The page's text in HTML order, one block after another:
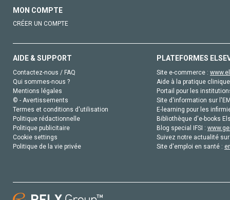
MON COMPTE
CRÉER UN COMPTE
AIDE & SUPPORT
Contactez-nous / FAQ
Qui sommes-nous ?
Mentions légales
© - Avertissements
Termes et conditions d'utilisation
Politique rédactionnelle
Politique publicitaire
Cookie settings
Politique de la vie privée
PLATEFORMES
Site e-commerce :
Aide à la pratique
Portail pour les
Site d'information sur
E-learning pour les
Bibliothèque d'e-books
Blog special IFSI :
Suivez notre actualité
Site d'emploi en santé :